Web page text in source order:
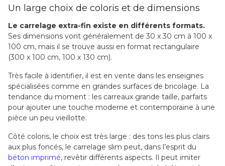
Un large choix de coloris et de dimensions
Le carrelage extra-fin existe en différents formats.
Ses dimensions vont généralement de 30 x 30 cm à 100 x
100 cm, mais il se trouve aussi en format rectangulaire
(300 x 100 cm, 100 x 130 cm).
Très facile à identifier, il est en vente dans les enseignes
spécialisées comme en grandes surfaces de bricolage. La
tendance du moment : les carreaux grande taille, parfaits
pour ajouter une touche moderne et contemporaine à une
pièce un peu vieillotte.
Côté coloris, le choix est très large : des tons les plus clairs
aux plus foncés, le carrelage slim peut, dans l’esprit du
béton imprimé, revêtir différents aspects. Il peut imiter